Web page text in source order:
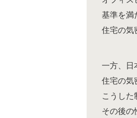
基準を満
住宅の気
一方、日
住宅の気
こうした
その後の